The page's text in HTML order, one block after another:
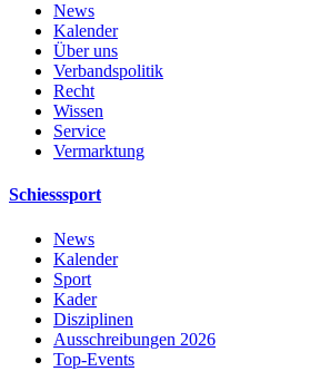
News
Kalender
Über uns
Verbandspolitik
Recht
Wissen
Service
Vermarktung
Schiesssport
News
Kalender
Sport
Kader
Disziplinen
Ausschreibungen 2026
Top-Events